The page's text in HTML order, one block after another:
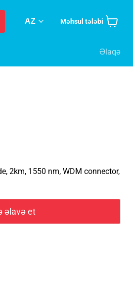
AZ Məhsul tələbi
Əlaqə
2km, 1550 nm, WDM connector,
əlavə et